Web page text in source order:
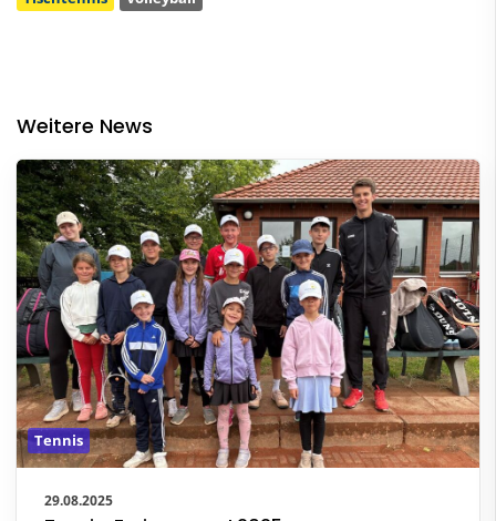
Weitere News
Tennis
29.08.2025